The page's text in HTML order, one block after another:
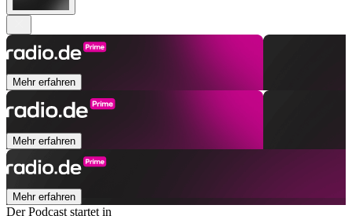
Mehr erfahren
Mehr erfahren
Mehr erfahren
Der Podcast startet in